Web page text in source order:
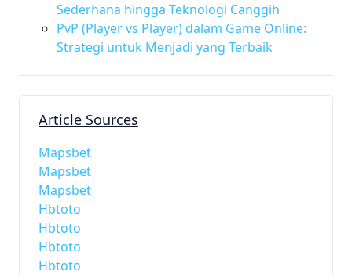
Sederhana hingga Teknologi Canggih
PvP (Player vs Player) dalam Game Online:
Strategi untuk Menjadi yang Terbaik
Article Sources
Mapsbet
Mapsbet
Mapsbet
Hbtoto
Hbtoto
Hbtoto
Hbtoto